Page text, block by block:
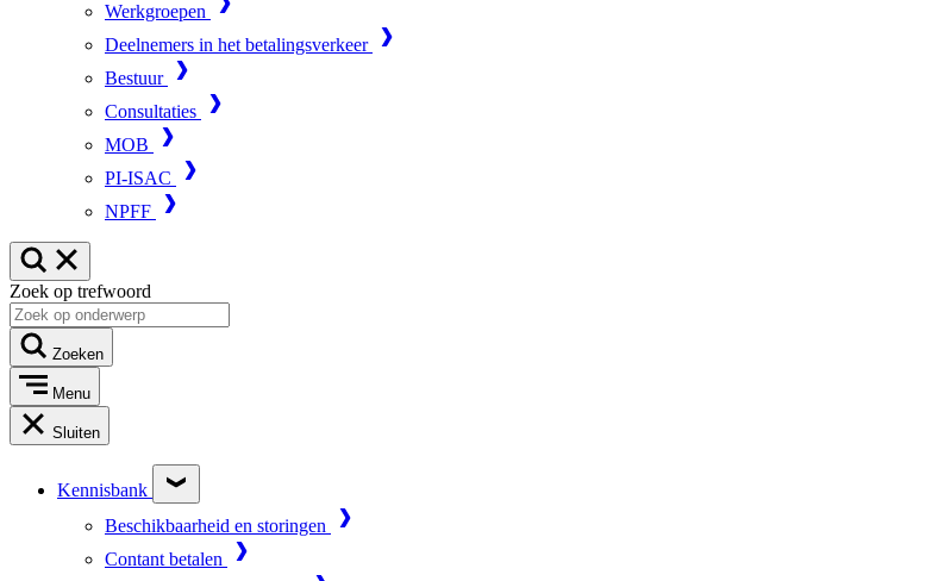
Werkgroepen
Deelnemers in het betalingsverkeer
Bestuur
Consultaties
MOB
PI-ISAC
NPFF
Zoek op trefwoord
Zoeken
Menu
Sluiten
Kennisbank
Beschikbaarheid en storingen
Contant betalen